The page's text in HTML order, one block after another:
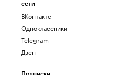
сети
ВКонтакте
Одноклассники
Telegram
Дзен